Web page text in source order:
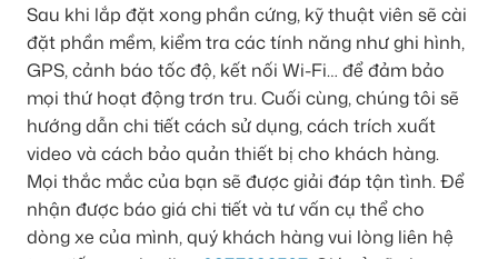
Sau khi lắp đặt xong phần cứng, kỹ thuật viên sẽ cài
đặt phần mềm, kiểm tra các tính năng như ghi hình,
GPS, cảnh báo tốc độ, kết nối Wi-Fi… để đảm bảo
mọi thứ hoạt động trơn tru. Cuối cùng, chúng tôi sẽ
hướng dẫn chi tiết cách sử dụng, cách trích xuất
video và cách bảo quản thiết bị cho khách hàng.
Mọi thắc mắc của bạn sẽ được giải đáp tận tình. Để
nhận được báo giá chi tiết và tư vấn cụ thể cho
dòng xe của mình, quý khách hàng vui lòng liên hệ